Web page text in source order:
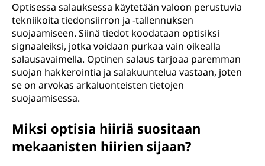
Optisessa salauksessa käytetään valoon perustuvia
tekniikoita tiedonsiirron ja -tallennuksen
suojaamiseen. Siinä tiedot koodataan optisiksi
signaaleiksi, jotka voidaan purkaa vain oikealla
salausavaimella. Optinen salaus tarjoaa paremman
suojan hakkerointia ja salakuuntelua vastaan, joten
se on arvokas arkaluonteisten tietojen
suojaamisessa.
Miksi optisia hiiriä suositaan
mekaanisten hiirien sijaan?